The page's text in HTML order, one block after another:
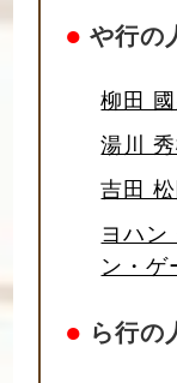
● や行の
柳田
湯川
吉田
ヨハン
ン・ゲ
● ら行の